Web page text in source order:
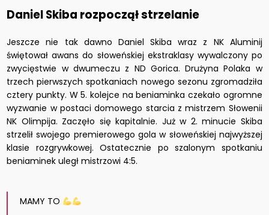
Daniel Skiba rozpoczął strzelanie
Jeszcze nie tak dawno Daniel Skiba wraz z NK Aluminij
świętował awans do słoweńskiej ekstraklasy wywalczony po
zwycięstwie w dwumeczu z ND Gorica. Drużyna Polaka w
trzech pierwszych spotkaniach nowego sezonu zgromadziła
cztery punkty. W 5. kolejce na beniaminka czekało ogromne
wyzwanie w postaci domowego starcia z mistrzem Słowenii
NK Olimpija. Zaczęło się kapitalnie. Już w 2. minucie Skiba
strzelił swojego premierowego gola w słoweńskiej najwyższej
klasie rozgrywkowej. Ostatecznie po szalonym spotkaniu
beniaminek uległ mistrzowi 4:5.
MAMY TO